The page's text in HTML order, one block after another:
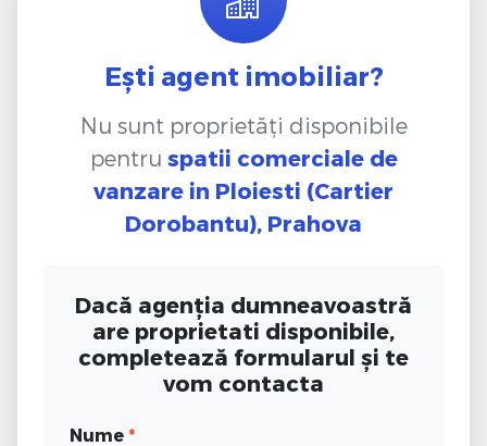
Ești agent imobiliar?
Nu sunt proprietăți disponibile
pentru spatii comerciale de
vanzare in Ploiesti (Cartier
Dorobantu), Prahova
Dacă agenția dumneavoastră
are proprietati disponibile,
completează formularul și te
vom contacta
Nume *